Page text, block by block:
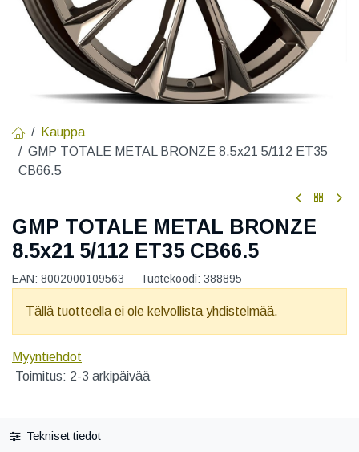
Kauppa
GMP TOTALE METAL BRONZE 8.5x21 5/112 ET35
CB66.5
GMP TOTALE METAL BRONZE
8.5x21 5/112 ET35 CB66.5
EAN: 8002000109563 Tuotekoodi: 388895
Tällä tuotteella ei ole kelvollista yhdistelmää.
Myyntiehdot
Toimitus: 2-3 arkipäivää
Tekniset tiedot